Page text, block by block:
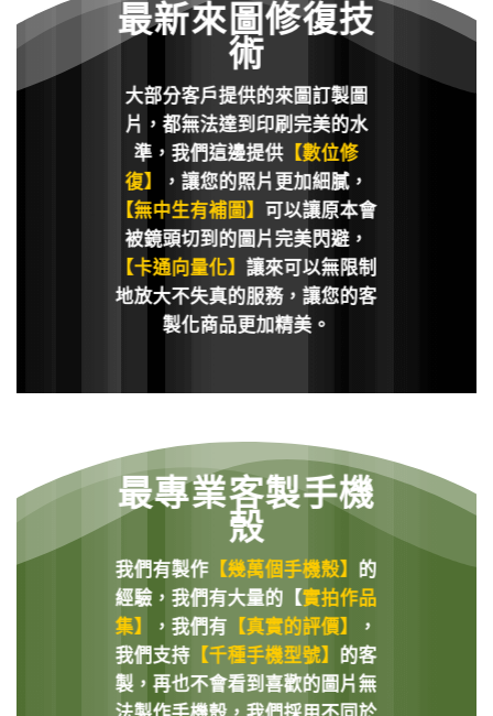
最新來圖修復技
術
大部分客戶提供的來圖訂製圖
片，都無法達到印刷完美的水
準，我們這邊提供【數位修
復】
，讓您的照片更加細膩，
【無中生有補圖】 可以讓原本會
被鏡頭切到的圖片完美閃避，
【卡通向量化】讓來可以無限制
地放大不失真的服務，讓您的客
製化商品更加精美。
最專業客製手機
殼
我們有製作【幾萬個手機殼】 的
經驗，我們有大量的【實拍作品
集】
，我們有 【真實的評價】
，
我們支持【千種手機型號】 的客
製，再也不會看到喜歡的圖片無